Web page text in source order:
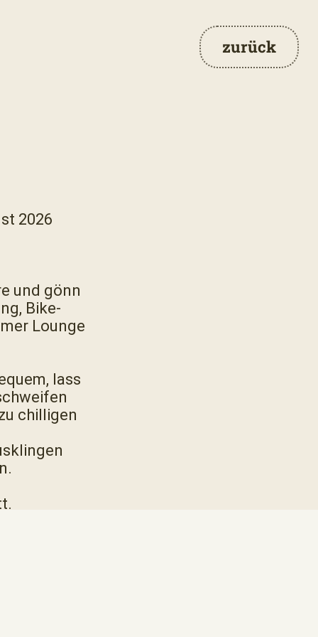
zurück
2026
und gönn
Bike-
Lounge
lass
chilligen